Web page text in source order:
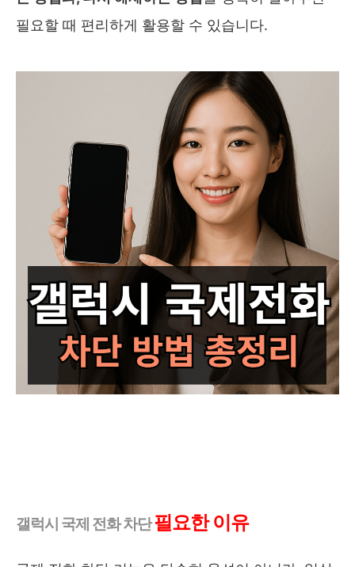
필요할 때 편리하게 활용할 수 있습니다.
갤럭시 국제 전화 차단필요한 이유